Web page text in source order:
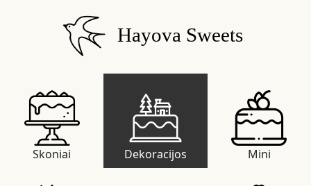
Hayova Sweets
Skoniai Dekoracijos Mini